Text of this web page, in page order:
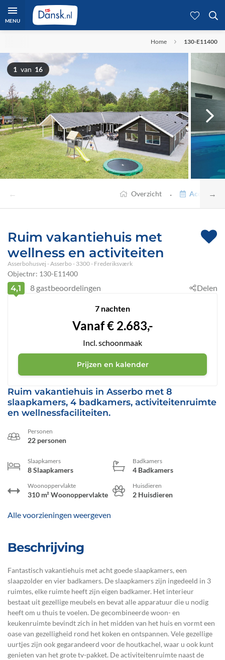
MENU
Home 130-E11400
1 van 16
← →
Overzicht ·
Ruim vakantiehuis met
wellness en activiteiten
Asserbohusvej - Asserbo - 3300 - Frederiksværk
Objectnr: 130-E11400
Ruim vakantiehuis in Asserbo met 8
slaapkamers, 4 badkamers, activiteitenruimte
en wellnessfaciliteiten.
Personen
22 personen
Slaapkamers
8 Slaapkamers
Badkamers
4 Badkamers
Woonoppervlakte
310 m² Woonoppervlakte
Huisdieren
2 Huisdieren
Alle voorzieningen weergeven
Beschrijving
Fantastisch vakantiehuis met acht goede slaapkamers, een
slaapzolder en vier badkamers. De slaapkamers zijn ingedeeld in 3
ruimtes, elke ruimte heeft zijn eigen badkamer. Het interieur
bestaat uit gezellige meubels en bevat alle apparatuur die u nodig
heeft om u thuis te voelen. De gecombineerde woon- en
keukenruimte bevindt zich in het midden van het huis en vormt een
oase van gezelligheid rond het koken en ontspannen. Vele gezellige
uurtjes zijn ook gegarandeerd voor de houtkachel, waar u ook kunt
genieten van het grote tv-pakket. De activiteitenruimte naast de
4,1 8gastbeoordelingen Delen
7 nachten
Vanaf€ 2.683,-
Incl. schoonmaak
Prijzen en kalender